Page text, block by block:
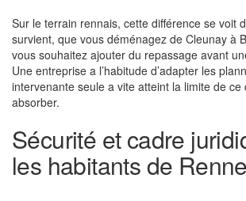
Sur le terrain rennais, cette différence se voit
survient, que vous déménagez de Cleunay à
vous souhaitez ajouter du repassage avant
Une entreprise a l’habitude d’adapter les
intervenante seule a vite atteint la limite de ce
absorber.
Sécurité et cadre
les habitants de